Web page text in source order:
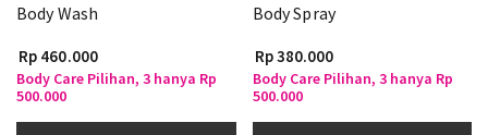
Body Wash
Rp 460.000
Body Care Pilihan, 3 hanya Rp
500.000
Body Spray
Rp 380.000
Body Care Pilihan, 3 hanya Rp
500.000